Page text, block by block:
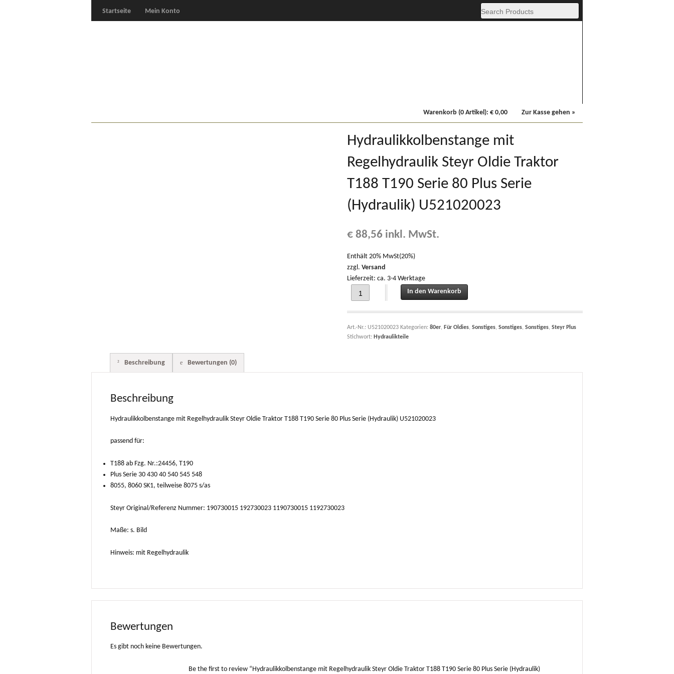
Startseite Mein Konto
Zur Kasse gehen »
Warenkorb (0 Artikel): € 0,00
Hydraulikkolbenstange mit
Regelhydraulik Steyr Oldie Traktor
T188 T190 Serie 80 Plus Serie
(Hydraulik) U521020023
€88,56 inkl. MwSt.
Enthält 20% MwSt(20%)
zzgl. Versand
Lieferzeit: ca. 3-4 Werktage
Hydraulikkolbenstange mit Regelhydraulik Steyr Oldie Traktor T188 T190 Serie 80 Plus Serie (Hydraulik)
In den Warenkorb
Art.-Nr.: U521020023 Kategorien: 80er, Für Oldies, Sonstiges, Sonstiges, Sonstiges, Steyr Plus
Stichwort: Hydraulikteile
Beschreibung Bewertungen (0)
Beschreibung
Hydraulikkolbenstange mit Regelhydraulik Steyr Oldie Traktor T188 T190 Serie 80 Plus Serie (Hydraulik) U521020023
passend für:
T188 ab Fzg. Nr.:24456, T190
Plus Serie 30 430 40 540 545 548
8055, 8060 SK1, teilweise 8075 s/as
Steyr Original/Referenz Nummer: 190730015 192730023 1190730015 1192730023
Maße: s. Bild
Hinweis: mit Regelhydraulik
Bewertungen
Es gibt noch keine Bewertungen.
Be the first to review “Hydraulikkolbenstange mit Regelhydraulik Steyr Oldie Traktor T188 T190 Serie 80 Plus Serie (Hydraulik)